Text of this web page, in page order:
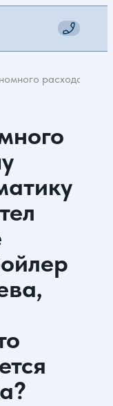
расхода газа